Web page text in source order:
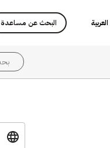
العربية البحث عن مساعدة